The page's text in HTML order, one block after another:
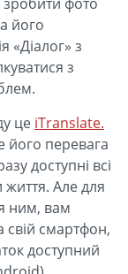
його
«Діалог» з
з
це iTranslate.
його перевага
доступні всі
життя. Але для
ним, вам
свій смартфон,
доступний